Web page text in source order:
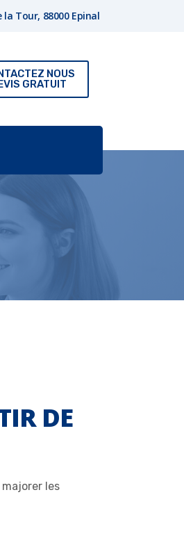
la Tour, 88000 Epinal
NOUS
GRATUIT
DE
les